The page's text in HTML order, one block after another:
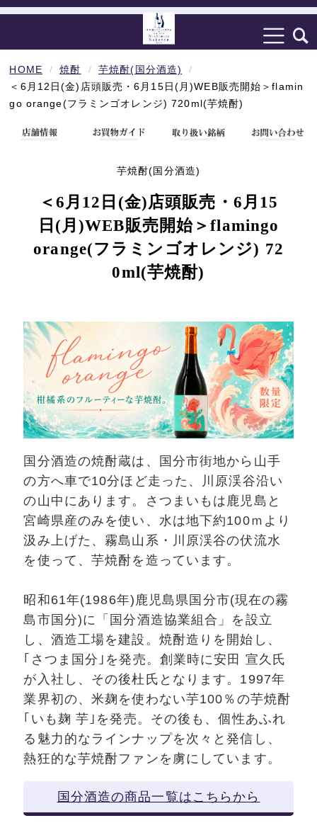
HOME 焼酎
芋焼酎(国分酒造)
＜6月12日(金)店頭販売・6月15日(月)WEB販売開始＞flamin
go orange(フラミンゴオレンジ) 720ml(芋焼酎)
芋焼酎(国分酒造)
＜6月12日(金)店頭販売・6月15
日(月)WEB販売開始＞flamingo
orange(フラミンゴオレンジ) 72
0ml(芋焼酎)
国分酒造の焼酎蔵は、国分市街地から山手
の方へ車で10分ほど走った、川原渓谷沿い
の山中にあります。さつまいもは鹿児島と
宮崎県産のみを使い、水は地下約100ｍより
汲み上げた、霧島山系・川原渓谷の伏流水
を使って、芋焼酎を造っています。
昭和61年(1986年)鹿児島県国分市(現在の霧
島市国分)に「国分酒造協業組合」を設立
し、酒造工場を建設。焼酎造りを開始し、
｢さつま国分｣を発売。創業時に安田 宣久氏
が入社し、その後杜氏となります。1997年
業界初の、米麹を使わない芋100％の芋焼酎
｢いも麹 芋｣を発売。その後も、個性あふれ
る魅力的なラインナップを次々と発信し、
熱狂的な芋焼酎ファンを虜にしています。
国分酒造の商品一覧はこちらから